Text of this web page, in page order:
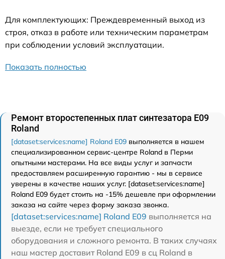
Для комплектующих: Преждевременный выход из
строя, отказ в работе или техническим параметрам
при соблюдении условий эксплуатации.
Показать полностью
Ремонт второстепенных плат синтезатора E09
Roland
[dataset:services:name] Roland E09 выполняется в нашем
специализированном сервис-центре Roland в Перми
опытными мастерами. На все виды услуг и запчасти
предоставляем расширенную гарантию - мы в сервисе
уверены в качестве наших услуг. [dataset:services:name]
Roland E09 будет стоить на -15% дешевле при оформлении
заказа на сайте через форму заказа звонка.
[dataset:services:name] Roland E09 выполняется на
выезде, если не требует специального
оборудования и сложного ремонта. В таких случаях
наш мастер доставит Roland E09 в сц Roland в